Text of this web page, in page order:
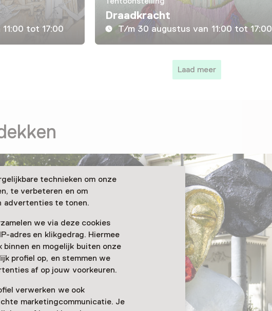
technieken om onze
te verbeteren en om
advertenties te tonen.
we via deze cookies
adres en klikgedrag. Hiermee
en mogelijk buiten onze
profiel op, en stemmen we
af op jouw voorkeuren.
verwerken we ook
marketingcommunicatie. Je
tot 17:00
Draadkracht
T/m 30 augustus van 11:00 tot 17:00
Laad meer